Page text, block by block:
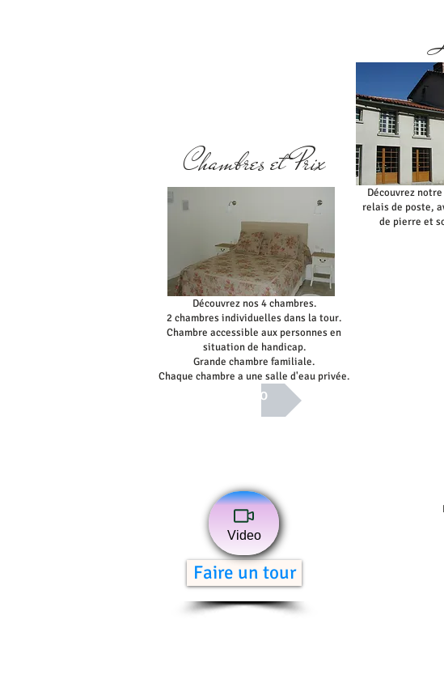
Chambres et Prix
Découvrez nos 4 chambres.
2 chambres individuelles dans la tour.
Chambre accessible aux personnes en
situation de handicap.
Grande chambre familiale.
Chaque chambre a une salle d'eau privée.
Info
Video
Faire un tour
Découvrez
relais de poste,
de pierre et